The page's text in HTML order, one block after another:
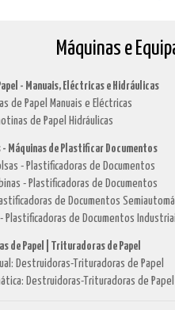
Máquinas e
- Manuais, Eléctricas e Hidráulicas
de Papel Manuais e Eléctricas
de Papel Hidráulicas
Máquinas de Plastificar Documentos
- Plastificadoras de Documentos
- Plastificadoras de Documentos
de Documentos
Plastificadoras de Documentos
de Papel | Trituradoras de Papel
Destruidoras-Trituradoras de Papel
Destruidoras-Trituradoras de Papel